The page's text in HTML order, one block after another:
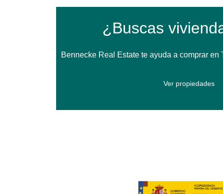
¿Buscas
Bennecke Real Estate te ayuda a comprar
Ver propiedades